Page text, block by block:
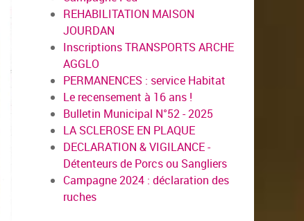
REHABILITATION MAISON
JOURDAN
Inscriptions TRANSPORTS ARCHE
AGGLO
PERMANENCES : service Habitat
Le recensement à 16 ans !
Bulletin Municipal N°52 - 2025
LA SCLEROSE EN PLAQUE
DECLARATION & VIGILANCE -
Détenteurs de Porcs ou Sangliers
Campagne 2024 : déclaration des
ruches